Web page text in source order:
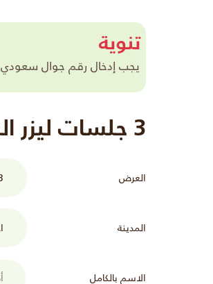
تنوية
يجب إدخال رقم جوال سعودي
3 جلسات ليزر المنطقه الخاصه للرجال
العرض
المدينة
الاسم بالكامل